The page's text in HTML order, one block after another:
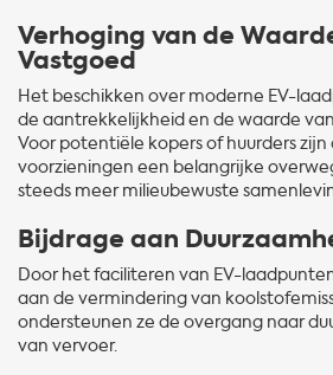
Verhoging van de
Vastgoed
Het beschikken over moderne EV-
de aantrekkelijkheid en de waarde
Voor potentiële kopers of huurders zijn
voorzieningen een belangrijke
steeds meer milieubewuste
Bijdrage aan
Door het faciliteren van EV-
aan de vermindering van
ondersteunen ze de overgang naar
van vervoer.